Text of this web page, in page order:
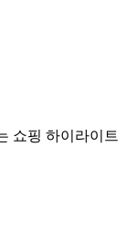
쇼핑 하이라이트